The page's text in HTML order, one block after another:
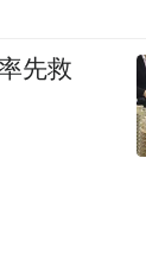
先救